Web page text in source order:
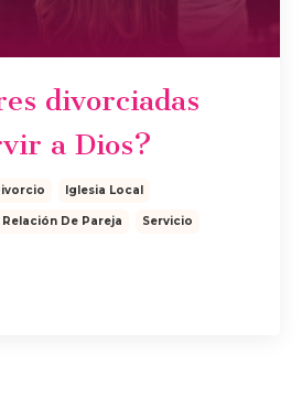
divorciadas
a Dios?
Iglesia Local
Relación De Pareja Servicio